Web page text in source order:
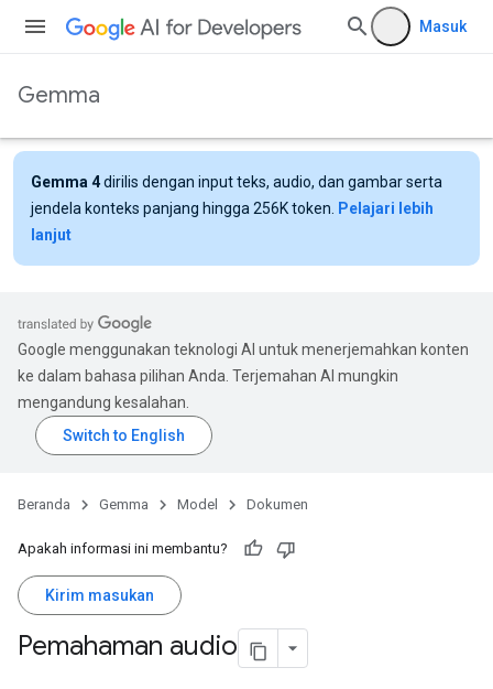
Masuk
Gemma
Gemma 4dirilis dengan input teks, audio, dan gambar serta
jendela konteks panjang hingga 256K token.
Pelajari lebih
lanjut
Google menggunakan teknologi AI untuk menerjemahkan konten
ke dalam bahasa pilihan Anda. Terjemahan AI mungkin
mengandung kesalahan.
Beranda Gemma Model Dokumen
Apakah informasi ini membantu?
Kirim masukan
Pemahaman audio